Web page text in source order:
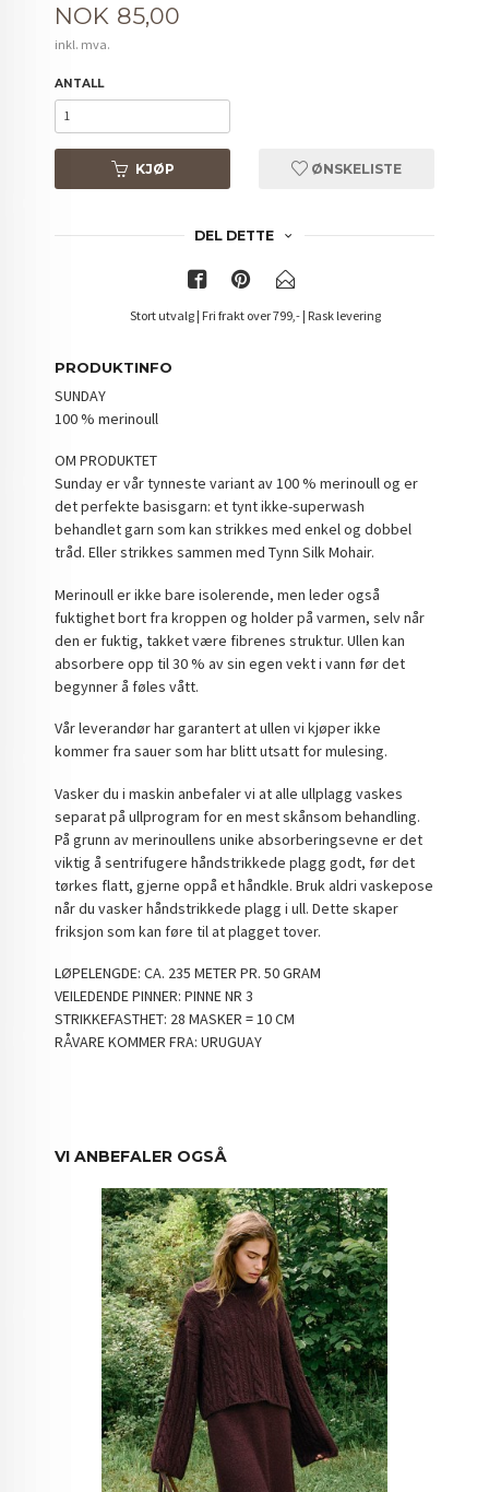
Pris
NOK 85,00
inkl. mva.
ANTALL
KJØP ØNSKELISTE
DEL DETTE
Stort utvalg | Fri frakt over 799,- | Rask levering
PRODUKTINFO
SUNDAY
100 % merinoull
OM PRODUKTET
Sunday er vår tynneste variant av 100 % merinoull og er
det perfekte basisgarn: et tynt ikke-superwash
behandlet garn som kan strikkes med enkel og dobbel
tråd. Eller strikkes sammen med Tynn Silk Mohair.
Merinoull er ikke bare isolerende, men leder også
fuktighet bort fra kroppen og holder på varmen, selv når
den er fuktig, takket være fibrenes struktur. Ullen kan
absorbere opp til 30 % av sin egen vekt i vann før det
begynner å føles vått.
Vår leverandør har garantert at ullen vi kjøper ikke
kommer fra sauer som har blitt utsatt for mulesing.
Vasker du i maskin anbefaler vi at alle ullplagg vaskes
separat på ullprogram for en mest skånsom behandling.
På grunn av merinoullens unike absorberingsevne er det
viktig å sentrifugere håndstrikkede plagg godt, før det
tørkes flatt, gjerne oppå et håndkle. Bruk aldri vaskepose
når du vasker håndstrikkede plagg i ull. Dette skaper
friksjon som kan føre til at plagget tover.
LØPELENGDE: CA. 235 METER PR. 50 GRAM
VEILEDENDE PINNER: PINNE NR 3
STRIKKEFASTHET: 28 MASKER = 10 CM
RÅVARE KOMMER FRA: URUGUAY
VI ANBEFALER OGSÅ